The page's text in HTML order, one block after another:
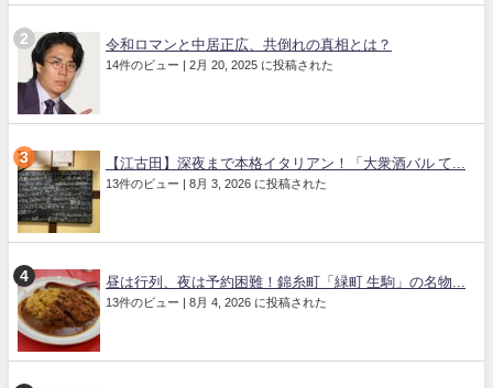
令和ロマンと中居正広、共倒れの真相とは？
14件のビュー | 2月 20, 2025 に投稿された
【江古田】深夜まで本格イタリアン！「大衆酒バル て...
13件のビュー | 8月 3, 2026 に投稿された
昼は行列、夜は予約困難！錦糸町「緑町 生駒」の名物...
13件のビュー | 8月 4, 2026 に投稿された